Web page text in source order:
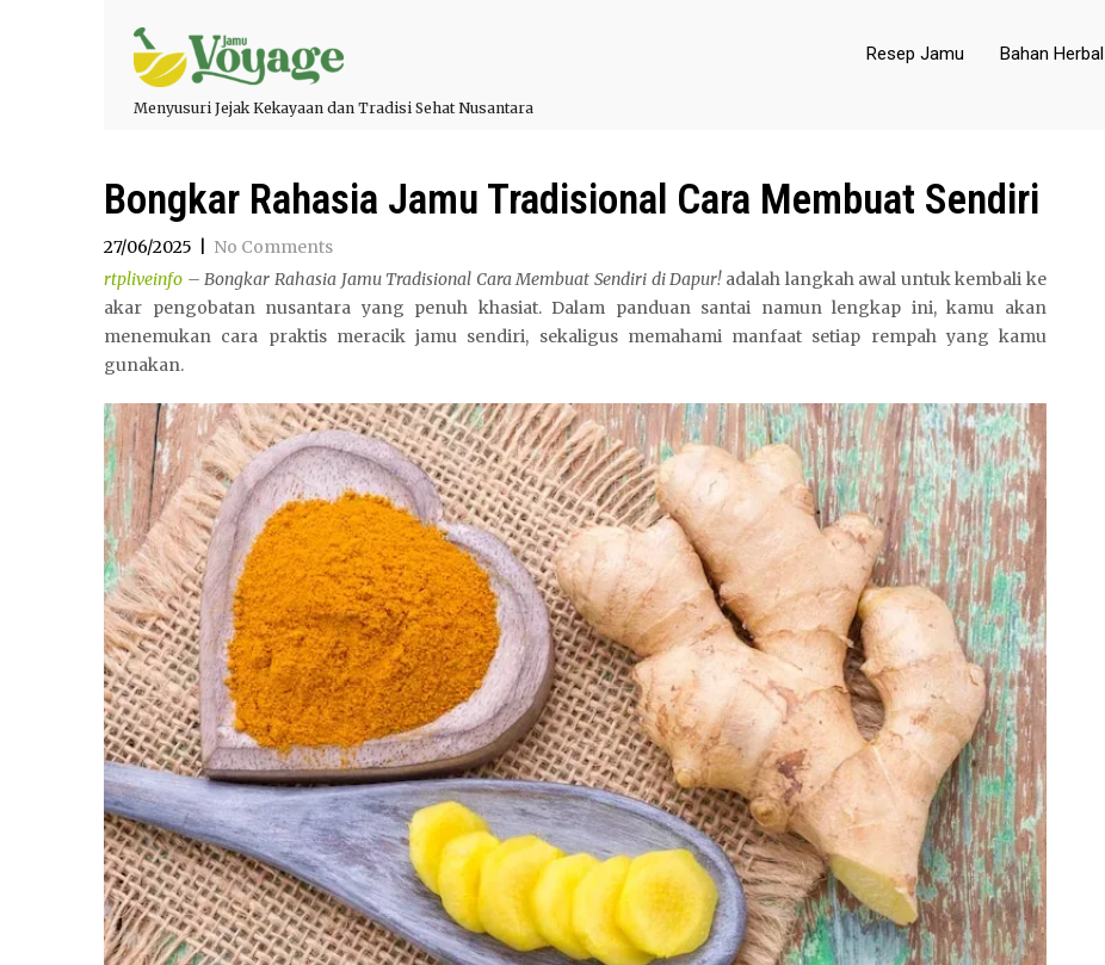
Menyusuri Jejak Kekayaan dan Tradisi Sehat Nusantara
Resep Jamu Bahan Herbal
Bongkar Rahasia Jamu Tradisional Cara Membuat Sendiri
27/06/2025
No Comments
rtpliveinfo – Bongkar Rahasia Jamu Tradisional Cara Membuat Sendiri di Dapur!adalah langkah awal untuk kembali ke
akar pengobatan nusantara yang penuh khasiat. Dalam panduan santai namun lengkap ini, kamu akan
menemukan cara praktis meracik jamu sendiri, sekaligus memahami manfaat setiap rempah yang kamu
gunakan.